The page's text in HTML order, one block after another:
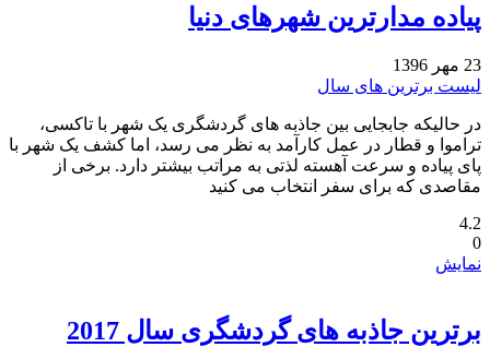
پیاده مدارترین شهرهای دنیا
23 مهر 1396
لیست برترین های سال
در حالیکه جابجایی بین جاذبه های گردشگری یک شهر با تاکسی،
تراموا و قطار در عمل کارآمد به نظر می رسد، اما کشف یک شهر با
پای پیاده و سرعت آهسته لذتی به مراتب بیشتر دارد. برخی از
مقاصدی که برای سفر انتخاب می کنید
4.2
0
نمایش
برترین جاذبه های گردشگری سال 2017‏